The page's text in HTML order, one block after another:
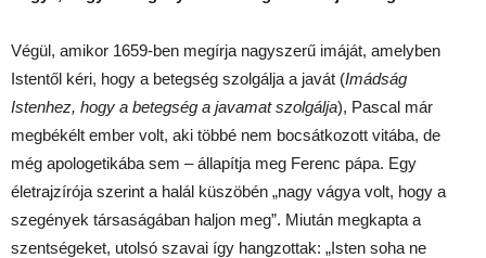
Végül, amikor 1659-ben megírja nagyszerű imáját, amelyben
Istentől kéri, hogy a betegség szolgálja a javát (Imádság
Istenhez, hogy a betegség a javamat szolgálja), Pascal már
megbékélt ember volt, aki többé nem bocsátkozott vitába, de
még apologetikába sem – állapítja meg Ferenc pápa. Egy
életrajzírója szerint a halál küszöbén „nagy vágya volt, hogy a
szegények társaságában haljon meg”. Miután megkapta a
szentségeket, utolsó szavai így hangzottak: „Isten soha ne